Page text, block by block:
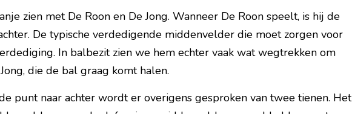
zien met De Roon en De Jong. Wanneer De Roon speelt, is hij de
De typische verdedigende middenvelder die moet zorgen voor
In balbezit zien we hem echter vaak wat wegtrekken om
die de bal graag komt halen.
punt naar achter wordt er overigens gesproken van twee tienen. Het